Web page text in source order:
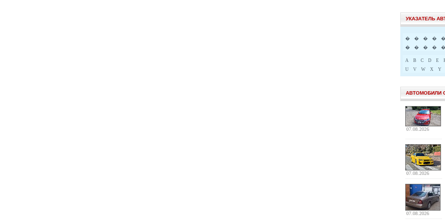
УКАЗАТЕЛЬ
� � � �
�
�
� � � �
A B C D E
U
V W X Y
АВТОМОБИЛИ
07.08.2026
07.08.2026
07.08.2026